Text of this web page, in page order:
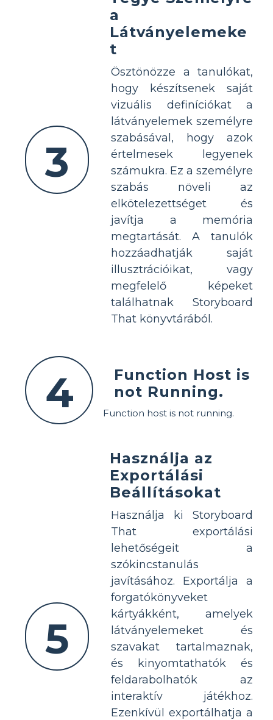
3
a
Látványelemeke
t
Ösztönözze a tanulókat,
hogy készítsenek saját
vizuális definíciókat a
látványelemek személyre
szabásával, hogy azok
értelmesek legyenek
számukra. Ez a személyre
szabás növeli az
elkötelezettséget és
javítja a memória
megtartását. A tanulók
hozzáadhatják saját
illusztrációikat, vagy
megfelelő képeket
találhatnak Storyboard
That könyvtárából.
4
Function Host is
not Running.
Function host is not running.
5
Használja az
Exportálási
Beállításokat
Használja ki Storyboard
That exportálási
lehetőségeit a
szókincstanulás
javításához. Exportálja a
forgatókönyveket
kártyákként, amelyek
látványelemeket és
szavakat tartalmaznak,
és kinyomtathatók és
feldarabolhatók az
interaktív játékhoz.
Ezenkívül exportálhatja a